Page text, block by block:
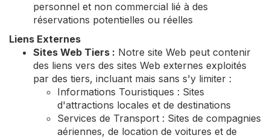
personnel et non commercial lié à des
réservations potentielles ou réelles
Liens Externes
Sites Web Tiers : Notre site Web peut contenir
des liens vers des sites Web externes exploités
par des tiers, incluant mais sans s'y limiter :
Informations Touristiques : Sites
d'attractions locales et de destinations
Services de Transport : Sites de compagnies
aériennes, de location de voitures et de